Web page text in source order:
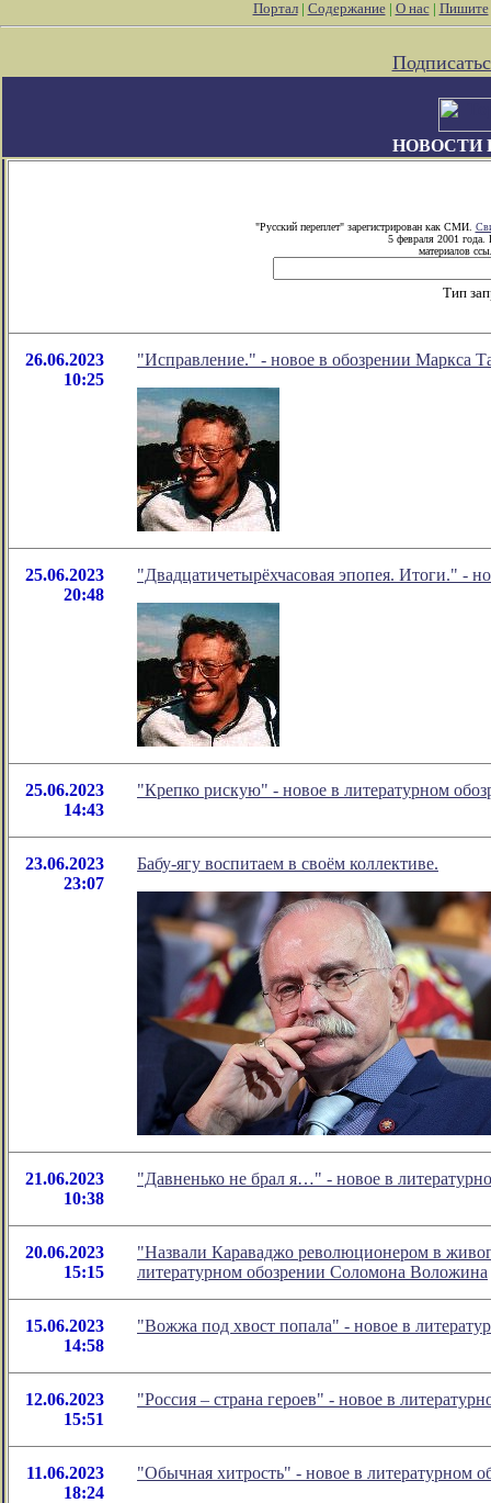
Портал| Содержание| О нас| Пишите
НОВОСТИ
"Русский переплет" зарегистрирован как СМИ.
5 февраля 2001 года.
материалов
Тип
26.06.2023
10:25
"Исправление." - новое в обозрении Маркса
25.06.2023
20:48
"Двадцатичетырёхчасовая эпопея. Итоги." -
25.06.2023
14:43
"Крепко рискую" - новое в литературном
23.06.2023
23:07
Бабу-ягу воспитаем в своём коллективе.
21.06.2023
10:38
"Давненько не брал я…" - новое в
20.06.2023
15:15
"Назвали Караваджо революционером в
литературном обозрении Соломона Воложина
15.06.2023
14:58
"Вожжа под хвост попала" - новое в
12.06.2023
15:51
"Россия – страна героев" - новое в
11.06.2023
18:24
"Обычная хитрость" - новое в литературном